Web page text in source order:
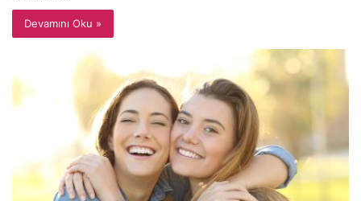
Devamını Oku »